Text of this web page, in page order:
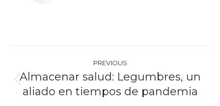
navigation
PREVIOUS
Previous
post:
Almacenar salud: Legumbres, un
aliado en tiempos de pandemia